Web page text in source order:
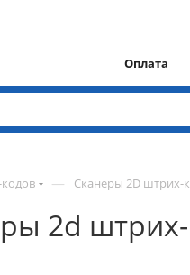
Оплата
— Сканеры 2D штрих-
2d